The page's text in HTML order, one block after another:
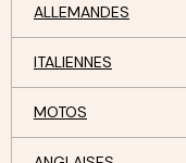
ALLEMANDES
ITALIENNES
MOTOS